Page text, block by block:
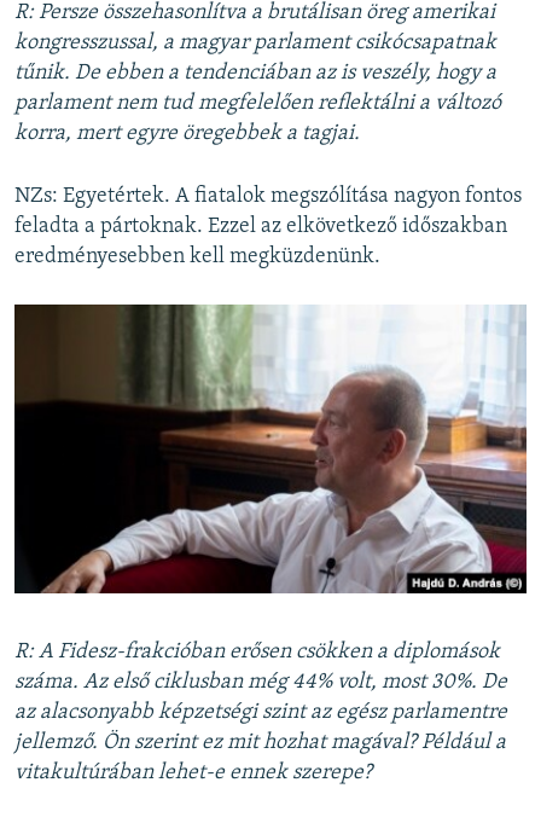
R: Persze összehasonlítva a brutálisan öreg amerikai
kongresszussal, a magyar parlament csikócsapatnak
tűnik. De ebben a tendenciában az is veszély, hogy a
parlament nem tud megfelelően reflektálni a változó
korra, mert egyre öregebbek a tagjai.
NZs: Egyetértek. A fiatalok megszólítása nagyon fontos
feladta a pártoknak. Ezzel az elkövetkező időszakban
eredményesebben kell megküzdenünk.
R: A Fidesz-frakcióban erősen csökken a diplomások
száma. Az első ciklusban még 44% volt, most 30%. De
az alacsonyabb képzetségi szint az egész parlamentre
jellemző. Ön szerint ez mit hozhat magával? Például a
vitakultúrában lehet-e ennek szerepe?